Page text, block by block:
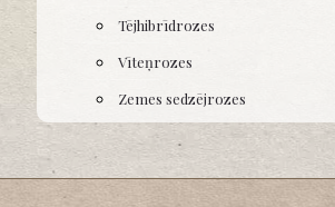
Tējhibrīdrozes
Vīteņrozes
Zemes sedzējrozes